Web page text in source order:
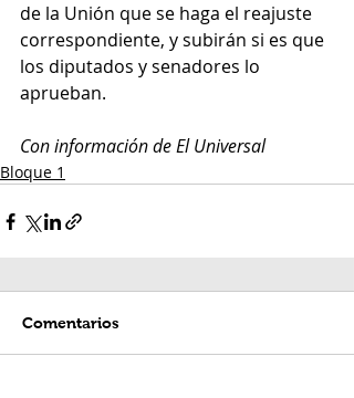
de la Unión que se haga el reajuste
correspondiente, y subirán si es que
los diputados y senadores lo
aprueban.
Con información de El Universal
Bloque 1
Comentarios